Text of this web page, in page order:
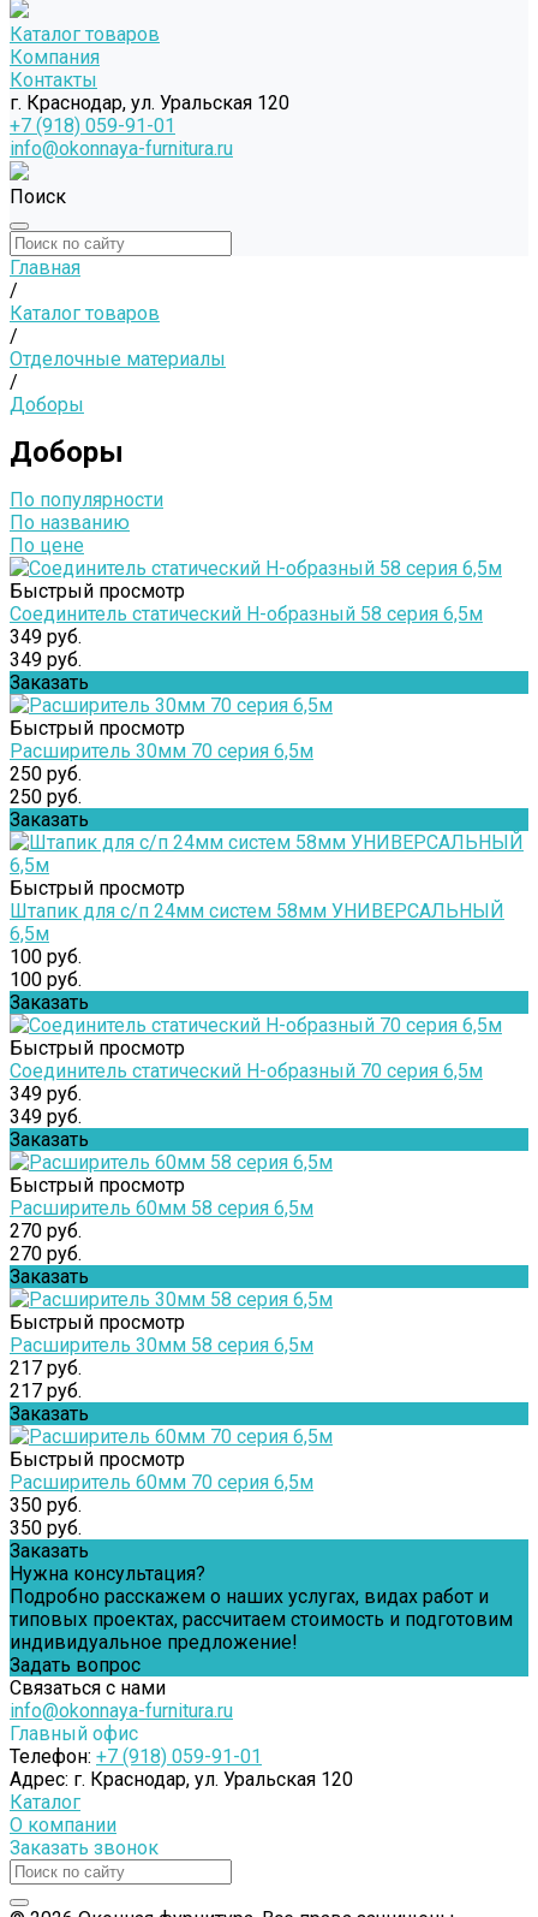
Каталог товаров
Компания
Контакты
г. Краснодар, ул. Уральская 120
+7 (918) 059-91-01
info@okonnaya-furnitura.ru
Поиск
Главная
/
Каталог товаров
/
Отделочные материалы
/
Доборы
Доборы
По популярности
По названию
По цене
Быстрый просмотр
Соединитель статический Н-образный 58 серия 6,5м
349 руб.
349 руб.
Заказать
Быстрый просмотр
Расширитель 30мм 70 серия 6,5м
250 руб.
250 руб.
Заказать
Быстрый просмотр
Штапик для с/п 24мм систем 58мм УНИВЕРСАЛЬНЫЙ
6,5м
100 руб.
100 руб.
Заказать
Быстрый просмотр
Соединитель статический Н-образный 70 серия 6,5м
349 руб.
349 руб.
Заказать
Быстрый просмотр
Расширитель 60мм 58 серия 6,5м
270 руб.
270 руб.
Заказать
Быстрый просмотр
Расширитель 30мм 58 серия 6,5м
217 руб.
217 руб.
Заказать
Быстрый просмотр
Расширитель 60мм 70 серия 6,5м
350 руб.
350 руб.
Заказать
Нужна консультация?
Подробно расскажем о наших услугах, видах работ и
типовых проектах, рассчитаем стоимость и подготовим
индивидуальное предложение!
Задать вопрос
Связаться с нами
info@okonnaya-furnitura.ru
Главный офис
Телефон: +7 (918) 059-91-01
Адрес: г. Краснодар, ул. Уральская 120
Каталог
О компании
Заказать звонок